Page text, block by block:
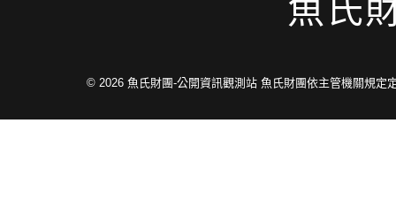
魚氏
© 2026 魚氏財團-公開資訊觀測站 魚氏財團依主管機關規定